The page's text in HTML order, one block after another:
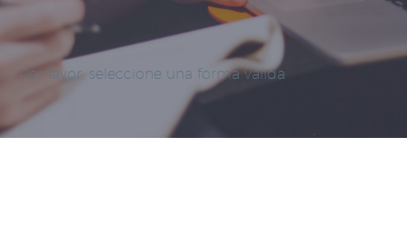
Por favor, seleccione una forma válida